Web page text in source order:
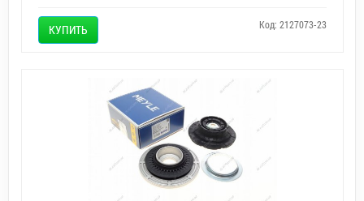
КУПИТЬ Код: 2127073-23